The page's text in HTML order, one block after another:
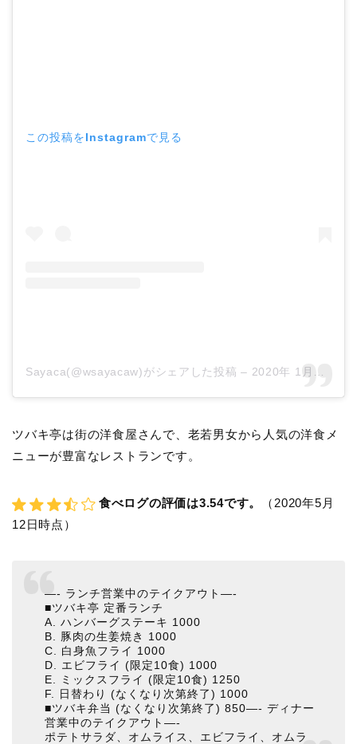
この投稿をInstagramで見る
Sayaca(@wsayacaw)がシェアした投稿 – 2020年 1月月25日午前7時01分PST
ツバキ亭は街の洋食屋さんで、老若男女から人気の洋食メ
ニューが豊富なレストランです。
食べログの評価は3.54です。
（2020年5月
12日時点）
—- ランチ営業中のテイクアウト—-
■ツバキ亭 定番ランチ
A. ハンバーグステーキ 1000
B. 豚肉の生姜焼き 1000
C. 白身魚フライ 1000
D. エビフライ (限定10食) 1000
E. ミックスフライ (限定10食) 1250
F. 日替わり (なくなり次第終了) 1000
■ツバキ弁当 (なくなり次第終了) 850—- ディナー
営業中のテイクアウト—-
ポテトサラダ、オムライス、エビフライ、オムラ